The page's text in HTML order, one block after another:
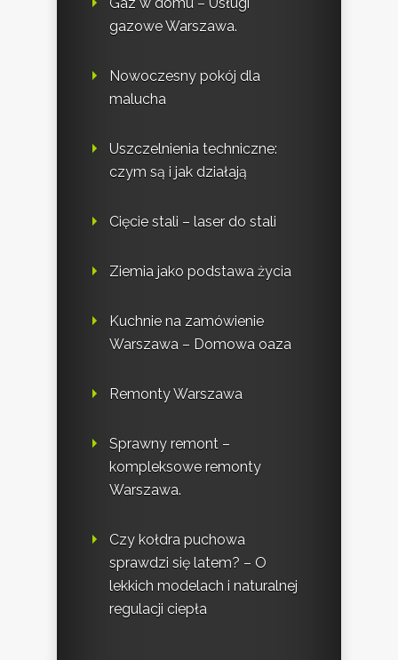
gazowe Warszawa.
Nowoczesny pokój dla
malucha
Uszczelnienia techniczne:
czym są i jak działają
Cięcie stali – laser do stali
Ziemia jako podstawa życia
Kuchnie na zamówienie
Warszawa – Domowa oaza
Remonty Warszawa
Sprawny remont –
kompleksowe remonty
Warszawa.
Czy kołdra puchowa
sprawdzi się latem? – O
lekkich modelach i naturalnej
regulacji ciepła